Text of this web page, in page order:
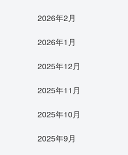
2026年2月
2026年1月
2025年12月
2025年11月
2025年10月
2025年9月